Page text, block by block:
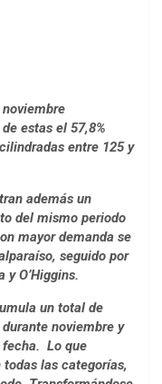
estas el 57,8%
entre 125 y
además un
del mismo periodo
mayor demanda se
seguido por
O’Higgins.
un total de
noviembre y
fecha. Lo que
las categorías,